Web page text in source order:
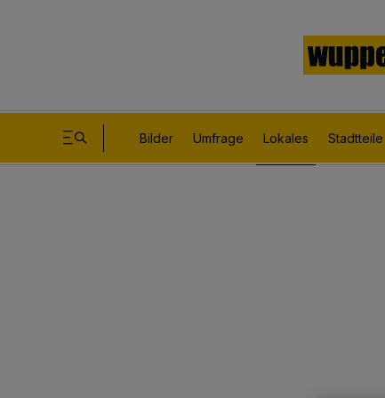
Bilder Umfrage Lokales Stadtteile